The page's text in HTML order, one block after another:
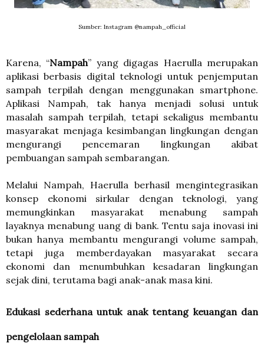
Sumber: Instagram @nampah_official
Karena, “Nampah” yang digagas Haerulla merupakan
aplikasi berbasis digital teknologi untuk penjemputan
sampah terpilah dengan menggunakan smartphone.
Aplikasi Nampah, tak hanya menjadi solusi untuk
masalah sampah terpilah, tetapi sekaligus membantu
masyarakat menjaga kesimbangan lingkungan dengan
mengurangi pencemaran lingkungan akibat
pembuangan sampah sembarangan.
Melalui Nampah, Haerulla berhasil mengintegrasikan
konsep ekonomi sirkular dengan teknologi, yang
memungkinkan masyarakat menabung sampah
layaknya menabung uang di bank. Tentu saja inovasi ini
bukan hanya membantu mengurangi volume sampah,
tetapi juga memberdayakan masyarakat secara
ekonomi dan menumbuhkan kesadaran lingkungan
sejak dini, terutama bagi anak-anak masa kini.
Edukasi sederhana untuk anak tentang keuangan dan
pengelolaan sampah